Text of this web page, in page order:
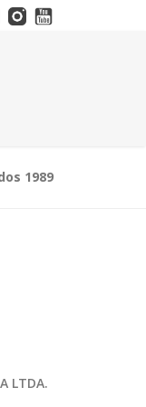
1989
LTDA.